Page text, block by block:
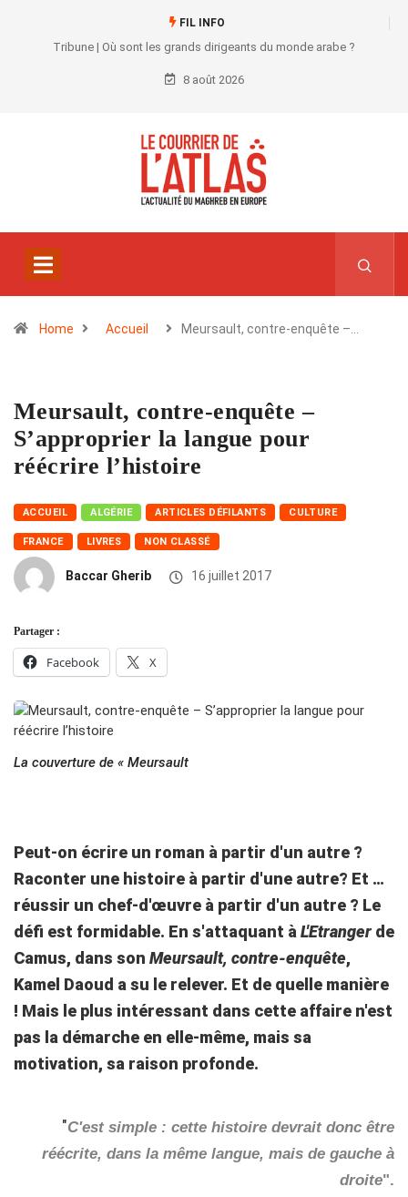
FIL INFO
Tribune | Où sont les grands dirigeants du monde arabe ?
8 août 2026
Home Accueil Meursault, contre-enquête –…
Meursault, contre-enquête –
S’approprier la langue pour
réécrire l’histoire
ACCUEIL ALGÉRIE ARTICLES DÉFILANTS CULTURE
FRANCE LIVRES NON CLASSÉ
Baccar Gherib 16 juillet 2017
Partager :
Facebook X
La couverture de « Meursault
Peut-on écrire un roman à partir d'un autre ?
Raconter une histoire à partir d'une autre? Et …
réussir un chef-d'œuvre à partir d'un autre ? Le
défi est formidable. En s'attaquant àL'Etranger de
Camus, dans son Meursault, contre-enquête,
Kamel Daoud a su le relever. Et de quelle manière
! Mais le plus intéressant dans cette affaire n'est
pas la démarche en elle-même, mais sa
motivation, sa raison profonde.
"C'est simple : cette histoire devrait donc être
réécrite, dans la même langue, mais de gauche à
droite".